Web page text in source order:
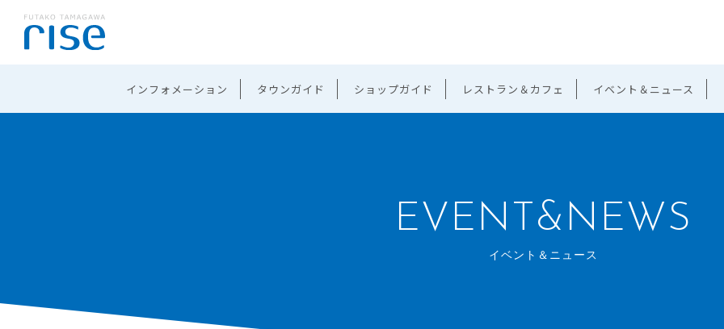
インフォメーション タウンガイド ショップガイド レストラン＆カフェ イベント＆ニュース
EVENT&NEWS
イベント＆ニュース